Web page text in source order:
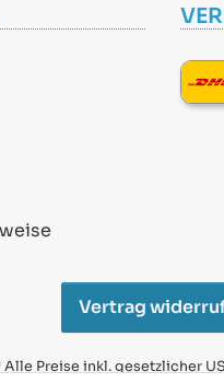
Vertrag
Alle Preise inkl. gesetzlicher